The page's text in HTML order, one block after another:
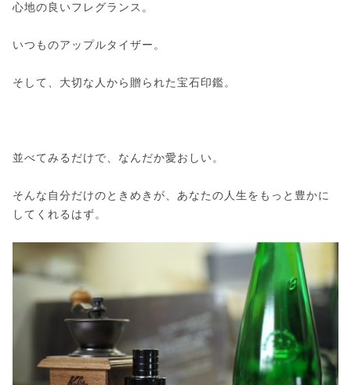
心地の良いフレグランス。
いつものアップルタイザー。
そして、大切な人から贈られた宝石印鑑。
並べてみるだけで、なんだか愛おしい。
そんな自分だけのときめきが、あなたの人生をもっと豊かに
してくれるはず。